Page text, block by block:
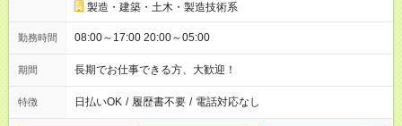
製造・建築・土木・製造技術系
勤務時間 08:00～17:00 20:00～05:00
期間 長期でお仕事できる方、大歓迎！
特徴 日払いOK / 履歴書不要 / 電話対応なし